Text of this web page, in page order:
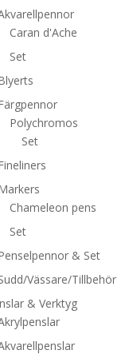
Caran d'Ache
Set
Polychromos
Set
Chameleon pens
Set
& Set
Vässare/Tillbehör
& Verktyg